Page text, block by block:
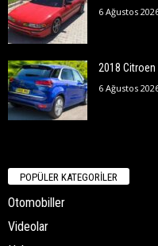
6 Ağustos
2018 Citroen
6 Ağustos
POPÜLER KATEGORİLER
Otomobiller
Videolar